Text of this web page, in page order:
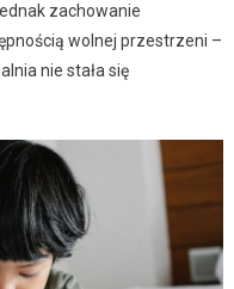
zachowanie
wolnej przestrzeni –
nie stała się